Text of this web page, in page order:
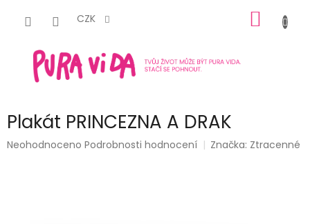
CZK
KOŠÍK
Plakát PRINCEZNA A DRAK
Průměrné
Neohodnoceno Podrobnosti hodnocení Značka: Ztracenné